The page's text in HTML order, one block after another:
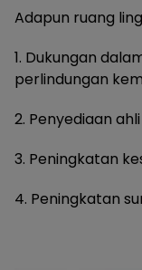
Adapun ruang
1. Dukungan
perlindungan
2. Penyediaan
3. Peningkatan
4. Peningkatan